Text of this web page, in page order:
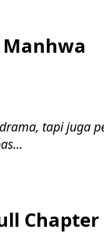
drama, tapi juga
Chapter